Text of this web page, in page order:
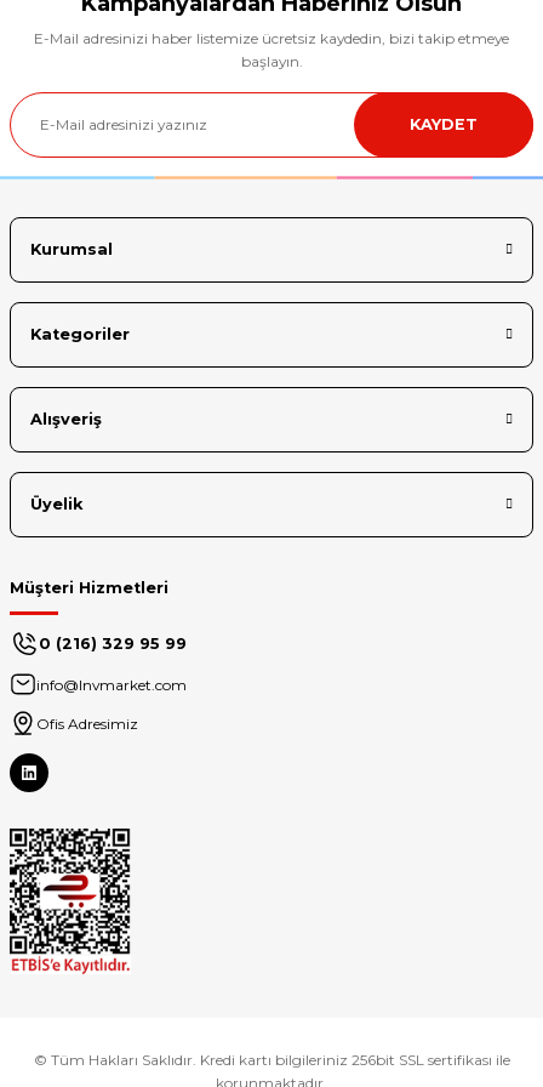
Ürün resmi kalitesiz, bozuk veya görüntülenemiyor.
Ürün açıklamasında eksik bilgiler bulunuyor.
Ürün bilgilerinde hatalar bulunuyor.
E-Mail adresinizi haber listemize ücretsiz kaydedin, bizi takip etmeye
başlayın.
KAYDET
Kurumsal
Kategoriler
Alışveriş
Üyelik
Müşteri Hizmetleri
0 (216) 329 95 99
info@lnvmarket.com
Ofis Adresimiz
© Tüm Hakları Saklıdır. Kredi kartı bilgileriniz 256bit SSL sertifikası ile
korunmaktadır.